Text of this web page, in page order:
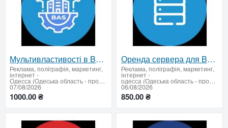
Мультивластивості в BAS / 1C
Реклама, поліграфія, маркетинг,
інтернет-
Одесса (Одеська область - продати купити)
07/08/2026
1000.00 ₴
Оренда сервера для BAS / 1C
Реклама, поліграфія, маркетинг,
інтернет-
одесса (Одеська область - продати купити)
06/08/2026
850.00 ₴